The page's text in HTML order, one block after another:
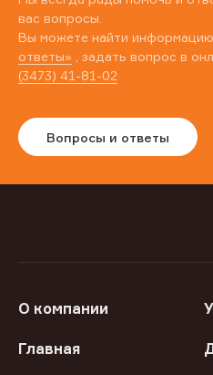
вас вопросы.
Вы можете найти
ответы» , задать вопрос в
(3473) 41-81-02
Вопросы и ответы
О компании
Главная